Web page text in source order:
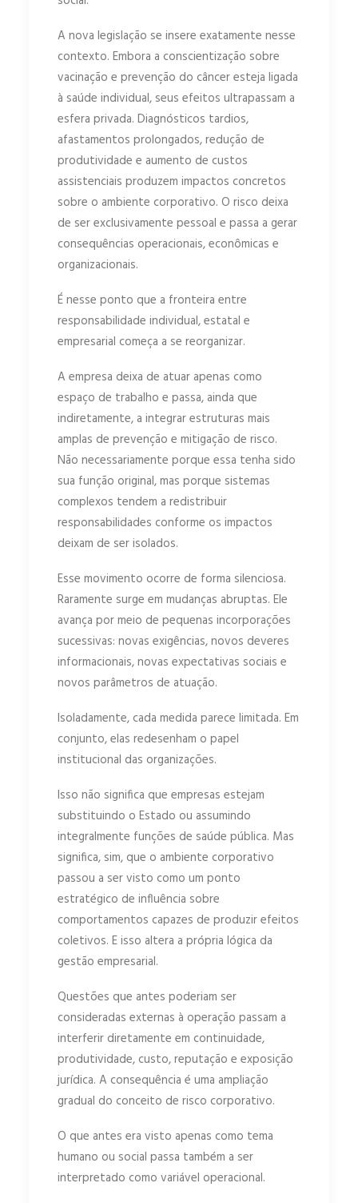
A nova legislação se insere exatamente nesse
contexto. Embora a conscientização sobre
vacinação e prevenção do câncer esteja ligada
à saúde individual, seus efeitos ultrapassam a
esfera privada. Diagnósticos tardios,
afastamentos prolongados, redução de
produtividade e aumento de custos
assistenciais produzem impactos concretos
sobre o ambiente corporativo. O risco deixa
de ser exclusivamente pessoal e passa a gerar
consequências operacionais, econômicas e
organizacionais.
É nesse ponto que a fronteira entre
responsabilidade individual, estatal e
empresarial começa a se reorganizar.
A empresa deixa de atuar apenas como
espaço de trabalho e passa, ainda que
indiretamente, a integrar estruturas mais
amplas de prevenção e mitigação de risco.
Não necessariamente porque essa tenha sido
sua função original, mas porque sistemas
complexos tendem a redistribuir
responsabilidades conforme os impactos
deixam de ser isolados.
Esse movimento ocorre de forma silenciosa.
Raramente surge em mudanças abruptas. Ele
avança por meio de pequenas incorporações
sucessivas: novas exigências, novos deveres
informacionais, novas expectativas sociais e
novos parâmetros de atuação.
Isoladamente, cada medida parece limitada. Em
conjunto, elas redesenham o papel
institucional das organizações.
Isso não significa que empresas estejam
substituindo o Estado ou assumindo
integralmente funções de saúde pública. Mas
significa, sim, que o ambiente corporativo
passou a ser visto como um ponto
estratégico de influência sobre
comportamentos capazes de produzir efeitos
coletivos. E isso altera a própria lógica da
gestão empresarial.
Questões que antes poderiam ser
consideradas externas à operação passam a
interferir diretamente em continuidade,
produtividade, custo, reputação e exposição
jurídica. A consequência é uma ampliação
gradual do conceito de risco corporativo.
O que antes era visto apenas como tema
humano ou social passa também a ser
interpretado como variável operacional.